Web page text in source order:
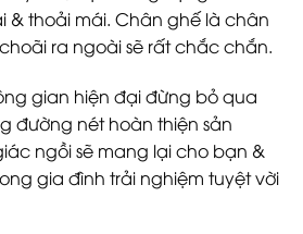
& thoải mái. Chân ghế là chân
ra ngoài sẽ rất chắc chắn.
gian hiện đại đừng bỏ qua
đường nét hoàn thiện sản
ngồi sẽ mang lại cho bạn &
gia đình trải nghiệm tuyệt vời